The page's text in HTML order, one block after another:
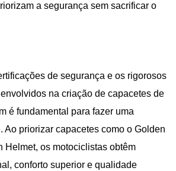
a segurança sem sacrificar o
de segurança e os rigorosos
na criação de capacetes de
é fundamental para fazer uma
Ao priorizar capacetes como o Golden
Helmet, os motociclistas obtêm
conforto superior e qualidade